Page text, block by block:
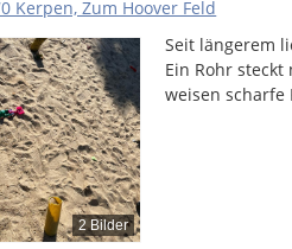
Kerpen, Zum Hoover Feld
2 Bilder
Seit längerem
Ein Rohr
weisen scharfe